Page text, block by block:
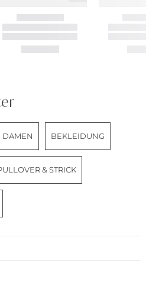
DAMEN BEKLEIDUNG
& STRICK